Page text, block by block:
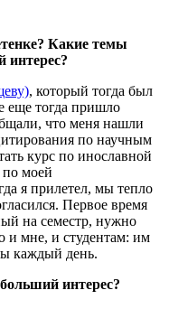
Какие темы
интерес?
, который тогда был
еще тогда пришло
что меня нашли
по научным
курс по инославной
моей
я прилетел, мы тепло
Первое время
на семестр, нужно
и мне, и студентам: им
каждый день.
интерес?